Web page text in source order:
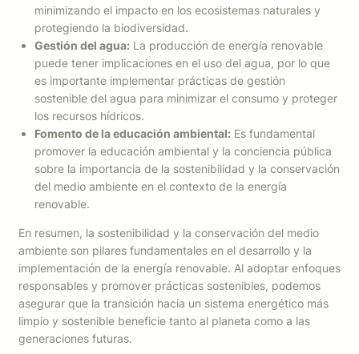
minimizando el impacto en los ecosistemas naturales y
protegiendo la biodiversidad.
Gestión del agua: La producción de energía renovable
puede tener implicaciones en el uso del agua, por lo que
es importante implementar prácticas de gestión
sostenible del agua para minimizar el consumo y proteger
los recursos hídricos.
Fomento de la educación ambiental: Es fundamental
promover la educación ambiental y la conciencia pública
sobre la importancia de la sostenibilidad y la conservación
del medio ambiente en el contexto de la energía
renovable.
En resumen, la sostenibilidad y la conservación del medio
ambiente son pilares fundamentales en el desarrollo y la
implementación de la energía renovable. Al adoptar enfoques
responsables y promover prácticas sostenibles, podemos
asegurar que la transición hacia un sistema energético más
limpio y sostenible beneficie tanto al planeta como a las
generaciones futuras.